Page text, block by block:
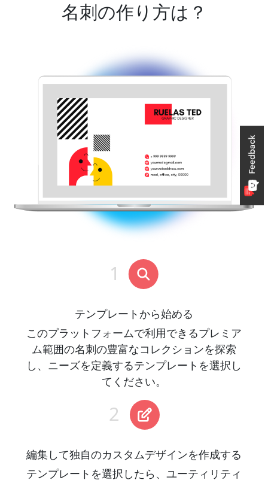
名刺の作り方は？
テンプレートから始める
このプラットフォームで利用できるプレミア
ム範囲の名刺の豊富なコレクションを探索
し、ニーズを定義するテンプレートを選択し
てください。
編集して独自のカスタムデザインを作成する
テンプレートを選択したら、ユーティリティ